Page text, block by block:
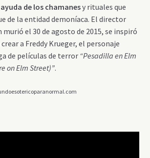
de los chamanesy rituales que
de la entidad demoníaca. El director
murió el 30 de agosto de 2015, se inspiró
a Freddy Krueger, el personaje
de películas de terror “Pesadilla en Elm
on Elm Street)”.